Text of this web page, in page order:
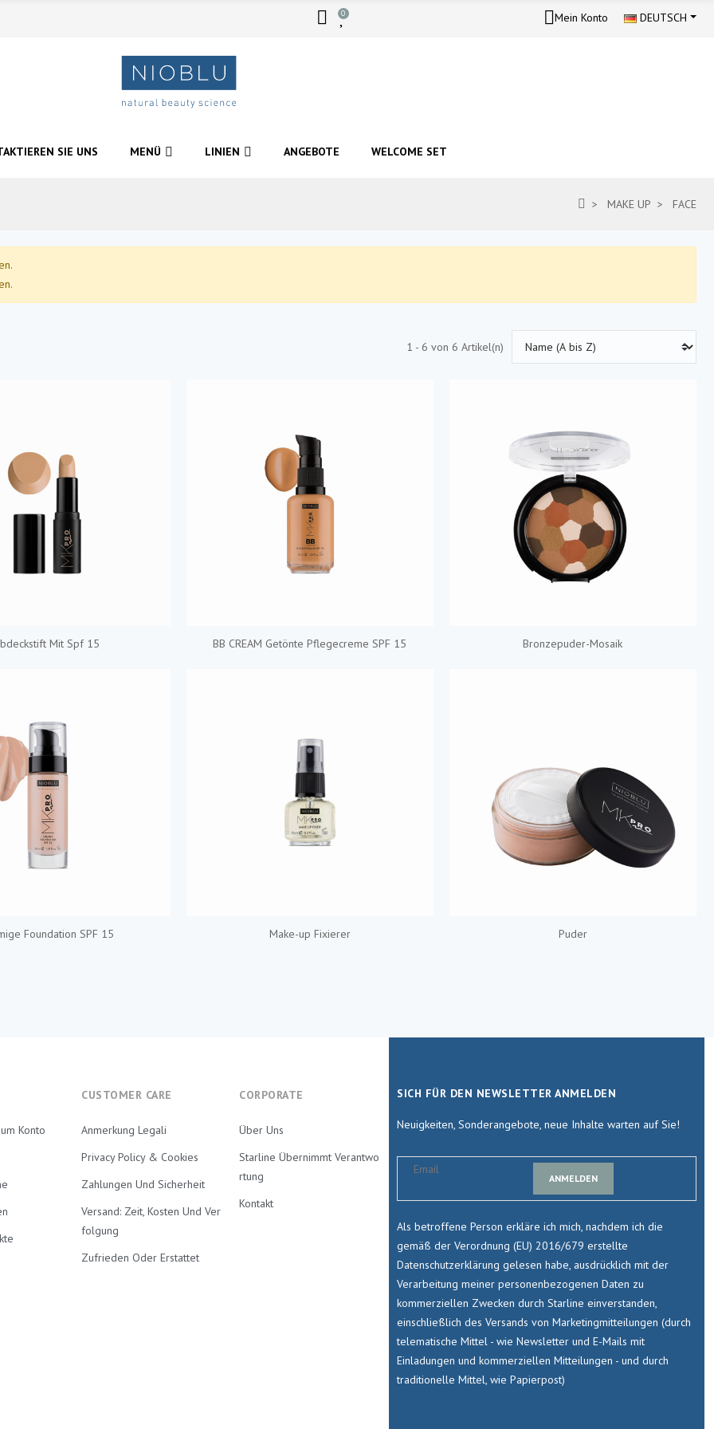
0 Mein Konto DEUTSCH
SIE UNS MENÜ LINIEN ANGEBOTE WELCOME SET
MAKE UP FACE
1 - 6 von 6 Artikel(n)
Mit Spf 15 BB CREAM Getönte Pflegecreme SPF 15 Bronzepuder-Mosaik
Foundation SPF 15 Make-up Fixierer Puder
Konto
CUSTOMER CARE
Anmerkung Legali
Privacy Policy & Cookies
Zahlungen Und Sicherheit
Versand: Zeit, Kosten Und Ver
Folgung
Zufrieden Oder Erstattet
CORPORATE
Über Uns
Starline Übernimmt Verantwo
Rtung
Kontakt
SICH FÜR DEN NEWSLETTER ANMELDEN
Neuigkeiten, Sonderangebote, neue Inhalte warten auf Sie!
ANMELDEN
Als betroffene Person erkläre ich mich, nachdem ich die
gemäß der Verordnung (EU) 2016/679 erstellte
Datenschutzerklärung gelesen habe, ausdrücklich mit der
Verarbeitung meiner personenbezogenen Daten zu
kommerziellen Zwecken durch Starline einverstanden,
einschließlich des Versands von Marketingmitteilungen (durch
telematische Mittel - wie Newsletter und E-Mails mit
Einladungen und kommerziellen Mitteilungen - und durch
traditionelle Mittel, wie Papierpost)